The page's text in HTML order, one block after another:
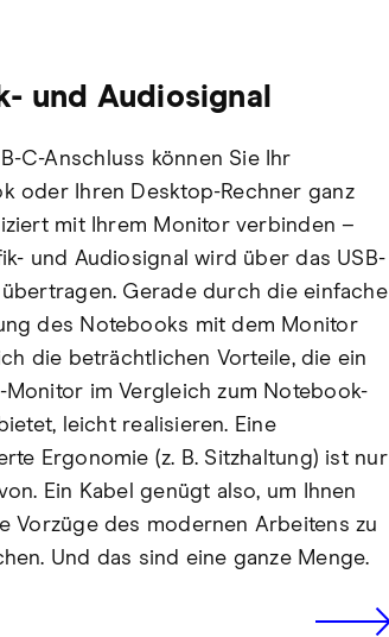
und Audiosignal
C-Anschluss können Sie Ihr
oder Ihren Desktop-Rechner ganz
mit Ihrem Monitor verbinden –
und Audiosignal wird über das USB-
Gerade durch die einfache
des Notebooks mit dem Monitor
die beträchtlichen Vorteile, die ein
Monitor im Vergleich zum Notebook-
leicht realisieren. Eine
Ergonomie (z. B. Sitzhaltung) ist nur
Ein Kabel genügt also, um Ihnen
Vorzüge des modernen Arbeitens zu
Und das sind eine ganze Menge.